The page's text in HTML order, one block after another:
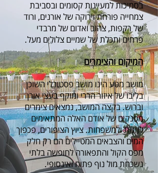
בסמיכות למעיינות קסומים ובסביבת
צמחייה פורחת וירוקה של אורנים, ורוד
של רקפות, צהוב ואדום של מרבדי
פרחים ותכלת של שמיים צלולים מעל.
המיקום והצימרים
מושב מטע הינו מושב פסטורלי השוכן
בליבו של איזור הררי ומוקף בעצי אורן
וברוש. בקצה המושב, נמצאים צימרים
מפנקים של אודם האלה המתאימים
לזוגות ולמשפחות. ציוץ הציפורים, פכפוך
המים והצבאים המטיילים הם רק חלק
מפס הקול והתפאורה לחופשה בלתי
נשכחת מול נוף פתוח ואינסופי.